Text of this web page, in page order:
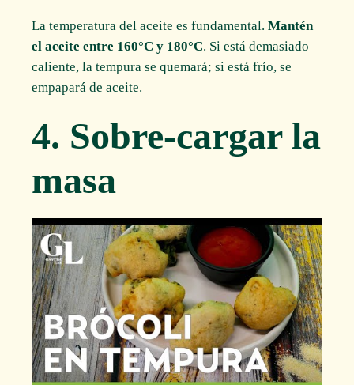
La temperatura del aceite es fundamental.Mantén
el aceite entre 160°C y 180°C. Si está demasiado
caliente, la tempura se quemará; si está frío, se
empapará de aceite.
4. Sobre-cargar la
masa